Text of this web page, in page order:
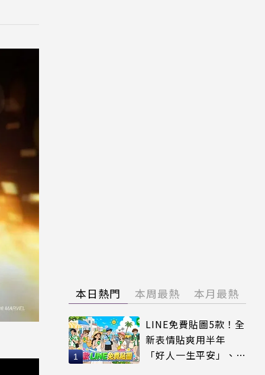
本日熱門 本周最熱 本月最熱
LINE免費貼圖5款！全
新表情貼爽用半年
「好人一生平安」、